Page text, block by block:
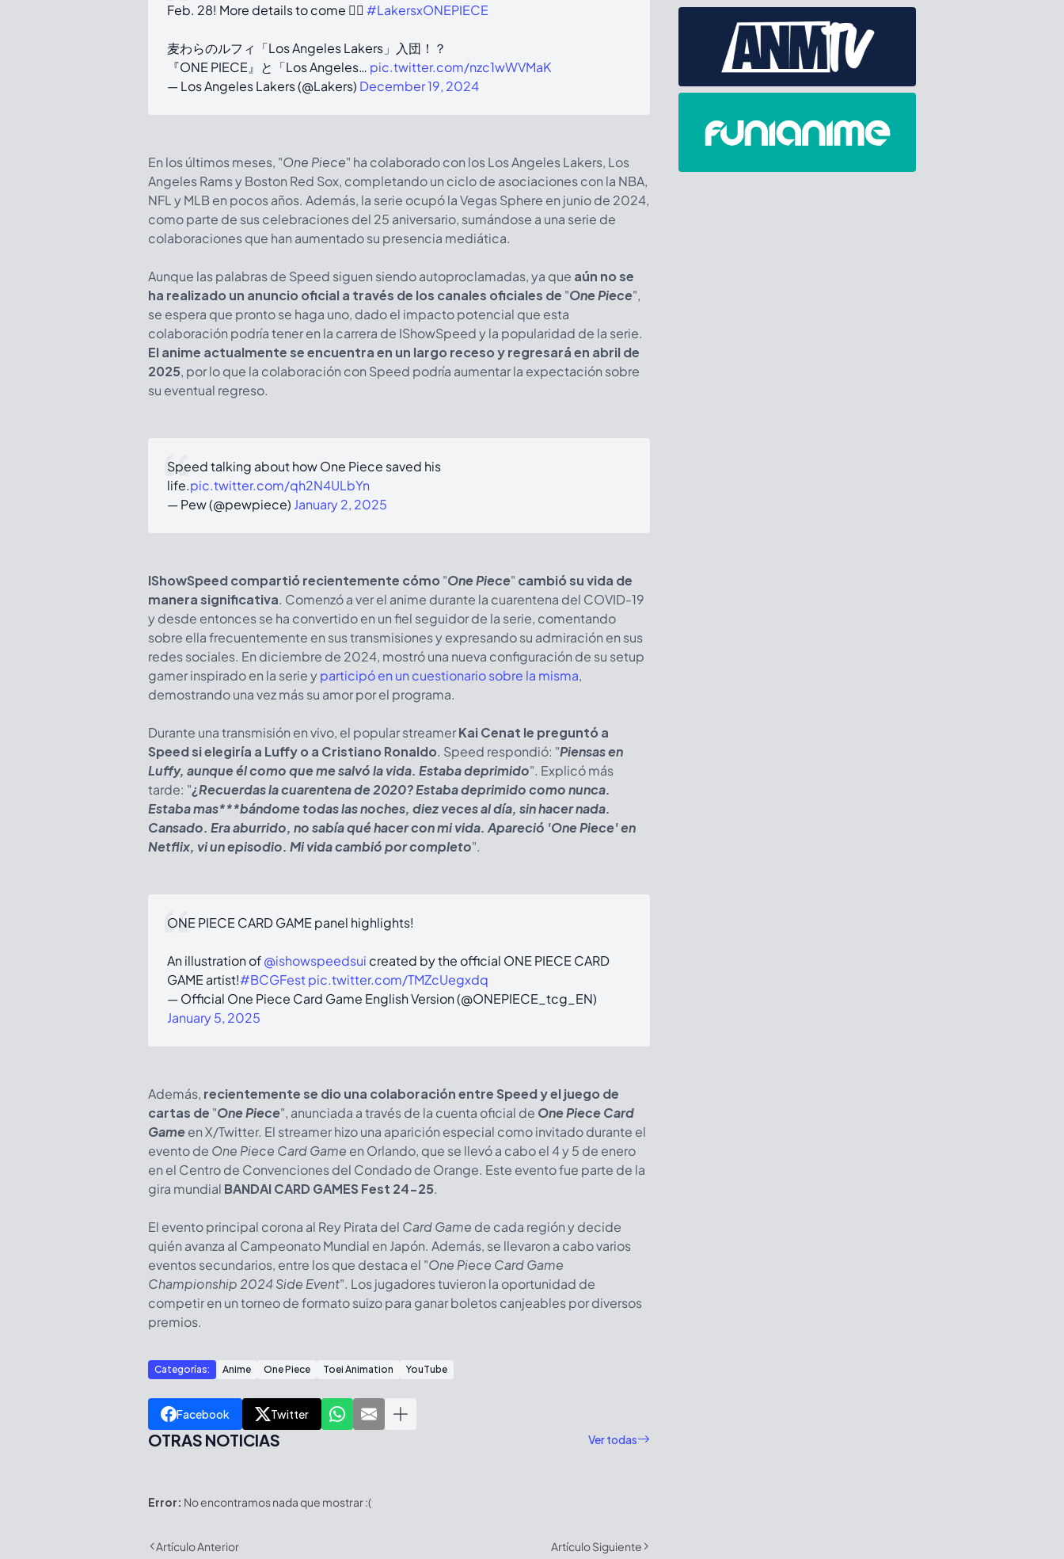
Feb. 28! More details to come 🏴‍☠️ #LakersxONEPIECE
麦わらのルフィ「Los Angeles Lakers」入団！？
『ONE PIECE』と「Los Angeles… pic.twitter.com/nzc1wWVMaK
— Los Angeles Lakers (@Lakers) December 19, 2024
En los últimos meses, "One Piece" ha colaborado con los Los Angeles Lakers, Los
Angeles Rams y Boston Red Sox, completando un ciclo de asociaciones con la NBA,
NFL y MLB en pocos años. Además, la serie ocupó la Vegas Sphere en junio de 2024,
como parte de sus celebraciones del 25 aniversario, sumándose a una serie de
colaboraciones que han aumentado su presencia mediática.
Aunque las palabras de Speed siguen siendo autoproclamadas, ya que aún no se
ha realizado un anuncio oficial a través de los canales oficiales de "One Piece",
se espera que pronto se haga uno, dado el impacto potencial que esta
colaboración podría tener en la carrera de IShowSpeed y la popularidad de la serie.
El anime actualmente se encuentra en un largo receso y regresará en abril de
2025, por lo que la colaboración con Speed podría aumentar la expectación sobre
su eventual regreso.
Speed talking about how One Piece saved his
life.pic.twitter.com/qh2N4ULbYn
— Pew (@pewpiece) January 2, 2025
IShowSpeed compartió recientemente cómo "One Piece" cambió su vida de
manera significativa. Comenzó a ver el anime durante la cuarentena del COVID-19
y desde entonces se ha convertido en un fiel seguidor de la serie, comentando
sobre ella frecuentemente en sus transmisiones y expresando su admiración en sus
redes sociales. En diciembre de 2024, mostró una nueva configuración de su setup
gamer inspirado en la serie yparticipó en un cuestionario sobre la misma,
demostrando una vez más su amor por el programa.
Durante una transmisión en vivo, el popular streamerKai Cenat le preguntó a
Speed si elegiría a Luffy o a Cristiano Ronaldo. Speed respondió: "Piensas en
Luffy, aunque él como que me salvó la vida. Estaba deprimido". Explicó más
tarde: "¿Recuerdas la cuarentena de 2020? Estaba deprimido como nunca.
Estaba mas***bándome todas las noches, diez veces al día, sin hacer nada.
Cansado. Era aburrido, no sabía qué hacer con mi vida. Apareció 'One Piece' en
Netflix, vi un episodio. Mi vida cambió por completo".
ONE PIECE CARD GAME panel highlights!
An illustration of@ishowspeedsui created by the official ONE PIECE CARD
GAME artist!#BCGFestpic.twitter.com/TMZcUegxdq
— Official One Piece Card Game English Version (@ONEPIECE_tcg_EN)
January 5, 2025
Además, recientemente se dio una colaboración entre Speed y el juego de
cartas de "One Piece", anunciada a través de la cuenta oficial de One Piece Card
Gameen X/Twitter. El streamer hizo una aparición especial como invitado durante el
evento de One Piece Card Game en Orlando, que se llevó a cabo el 4 y 5 de enero
en el Centro de Convenciones del Condado de Orange. Este evento fue parte de la
gira mundial BANDAI CARD GAMES Fest 24-25.
El evento principal corona al Rey Pirata del Card Game de cada región y decide
quién avanza al Campeonato Mundial en Japón. Además, se llevaron a cabo varios
eventos secundarios, entre los que destaca el "One Piece Card Game
Championship 2024 Side Event". Los jugadores tuvieron la oportunidad de
competir en un torneo de formato suizo para ganar boletos canjeables por diversos
premios.
Categorías: Anime One Piece Toei Animation YouTube
Facebook Twitter
OTRAS NOTICIAS Ver todas
Error: No encontramos nada que mostrar :(
Artículo Anterior Artículo Siguiente